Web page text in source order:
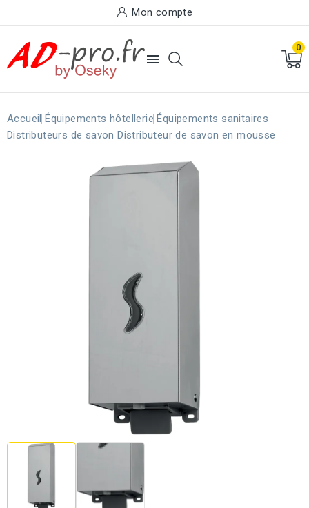
Mon compte

0
Accueil Équipements hôtellerie Équipements sanitaires
Distributeurs de savon Distributeur de savon en mousse